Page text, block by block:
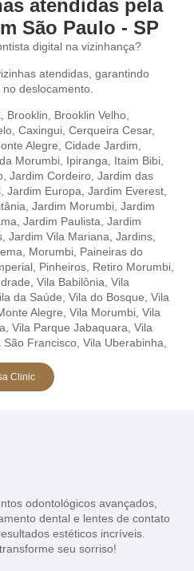
atendidas pela
São Paulo - SP
digital na vizinhança?
atendidas, garantindo
deslocamento.
Brooklin, Brooklin Velho,
Caxingui, Cerqueira Cesar,
Alegre, Cidade Jardim,
Morumbi, Ipiranga, Itaim Bibi,
Jardim Cordeiro, Jardim das
Jardim Europa, Jardim Everest,
Jardim Morumbi, Jardim
Jardim Paulista, Jardim
Jardim Vila Mariana, Jardins,
Morumbi, Paineiras do
Pinheiros, Retiro Morumbi,
Vila Babilônia, Vila
da Saúde, Vila do Bosque, Vila
Alegre, Vila Morumbi, Vila
Vila Parque Jabaquara, Vila
São Francisco, Vila Uberabinha,
Clinic
odontológicos avançados,
dental e lentes de contato
estéticos incríveis.
seu sorriso!